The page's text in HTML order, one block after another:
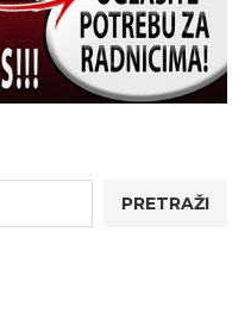
PRETRAŽI